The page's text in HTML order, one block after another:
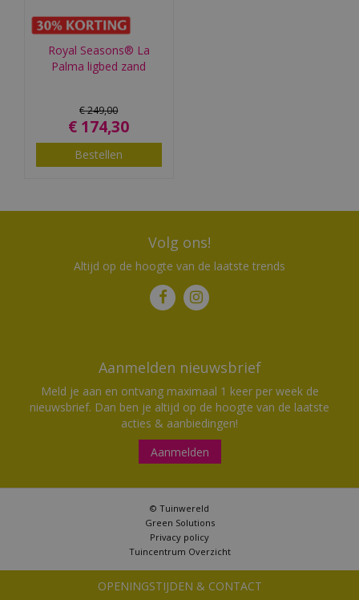
Royal Seasons® La
Palma ligbed zand
€249,00
€ 174,30
Bestellen
Volg ons!
Altijd op de hoogte van de laatste trends
Aanmelden nieuwsbrief
Meld je aan en ontvang maximaal 1 keer per week de
nieuwsbrief. Dan ben je altijd op de hoogte van de laatste
acties & aanbiedingen!
Aanmelden
© Tuinwereld
Green Solutions
Privacy policy
Tuincentrum Overzicht
OPENINGSTIJDEN & CONTACT